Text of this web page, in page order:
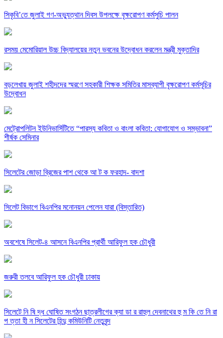
সিকৃবি’তে জুলাই গণ-অভ্যুত্থান দিবস উপলক্ষে বৃক্ষরোপণ কর্মসুচি পালন
রসময় মেমোরিয়াল উচ্চ বিদ্যালয়ের নতুন ভবনের উদ্বোধন করলেন মন্ত্রী মুক্তাদির
বড়লেখায় জুলাই শহীদদের স্মরণে সহকারী শিক্ষক সমিতির মাসব্যাপী বৃক্ষরোপণ কর্মসূচির
উদ্বোধন
মেট্রোপলিটন ইউনিভার্সিটিতে “পারস্য কবিতা ও বাংলা কবিতা: যোগাযোগ ও সম্ভাবনা”
শীর্ষক সেমিনার
সিলেটের জোড়া ব্রিজের পাশ থেকে আ ট ক ফরহাদ- বাদশা
সিলেট বিভাগে বিএনপির মনোনয়ন পেলেন যারা (বিস্তারিত)
অবশেষে সিলেট-৪ আসনে বিএনপির প্রার্থী আরিফুল হক চৌধুরী
জরুরী তলবে আরিফুল হক চৌধুরী ঢাকায়
সিলেটে নি ষি দ্ধ ঘোষিত সংগঠন ছাত্রলীগের ক্যা ডা র রাহুল দেবনাথের হু ম কি তে নি রা
প ত্তা হী ন সিলেটের হিন্দু কমিউনিটি নেতৃবৃন্দ